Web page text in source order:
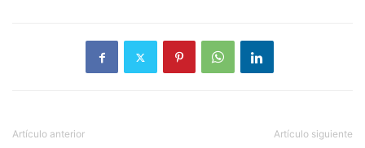
Artículo anterior Artículo siguiente